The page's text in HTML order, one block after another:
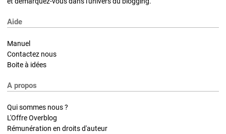
Aide
Manuel
Contactez nous
Boite à idées
A propos
Qui sommes nous ?
L'Offre Overblog
Rémunération en droits d'auteur